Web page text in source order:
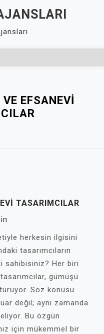
EFSANEVI
TASARIMCILAR
herkesin ilgisini
tasarımcıların
sahibisiniz? Her biri
gümüşü
Söz konusu
değil; aynı zamanda
Bu özgün
için mükemmel bir